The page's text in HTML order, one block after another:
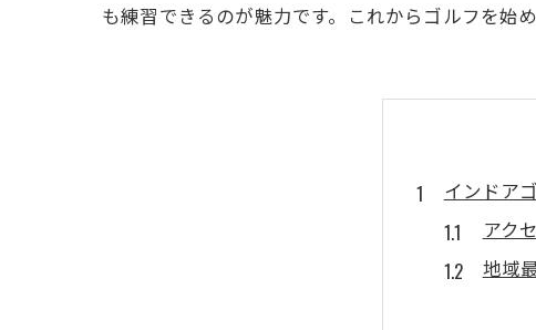
も練習できるのが魅力です。これからゴルフを始
インドア
アク
地域
若